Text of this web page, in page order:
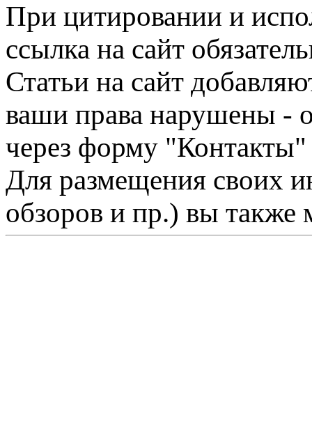
При цитировании и
ссылка на сайт
Статьи на сайт
ваши права нарушены -
через форму "Контакты"
Для размещения своих
обзоров и пр.) вы также